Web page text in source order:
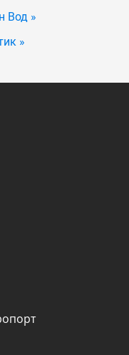
Вод »
»